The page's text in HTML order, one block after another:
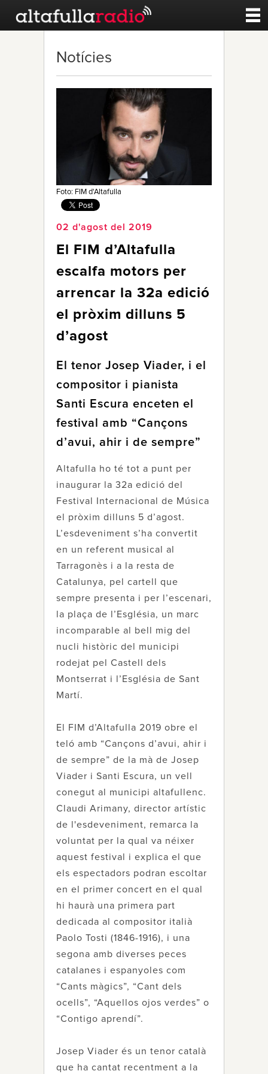
Qui Som
Notícies
Foto: FIM d'Altafulla
02 d'agost del 2019
El FIM d’Altafulla
escalfa motors per
arrencar la 32a edició
el pròxim dilluns 5
d’agost
El tenor Josep Viader, i el
compositor i pianista
Santi Escura enceten el
festival amb “Cançons
d’avui, ahir i de sempre”
Altafulla ho té tot a punt per
inaugurar la 32a edició del
Festival Internacional de Música
el pròxim dilluns 5 d’agost.
L’esdeveniment s’ha convertit
en un referent musical al
Tarragonès i a la resta de
Catalunya, pel cartell que
sempre presenta i per l’escenari,
la plaça de l’Església, un marc
incomparable al bell mig del
nucli històric del municipi
rodejat pel Castell dels
Montserrat i l’Església de Sant
Martí.
El FIM d’Altafulla 2019 obre el
teló amb “Cançons d’avui, ahir i
de sempre” de la mà de Josep
Viader i Santi Escura, un vell
conegut al municipi altafullenc.
Claudi Arimany, director artístic
de l'esdeveniment, remarca la
voluntat per la qual va néixer
aquest festival i explica el que
els espectadors podran escoltar
en el primer concert en el qual
hi haurà una primera part
dedicada al compositor italià
Paolo Tosti (1846-1916), i una
segona amb diverses peces
catalanes i espanyoles com
“Cants màgics”, “Cant dels
ocells”, “Aquellos ojos verdes” o
“Contigo aprendí”.
Josep Viader és un tenor català
que ha cantat recentment a la